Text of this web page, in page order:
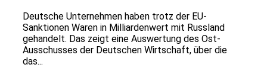
Deutsche Unternehmen haben trotz der EU-
Sanktionen Waren in Milliardenwert mit Russland
gehandelt. Das zeigt eine Auswertung des Ost-
Ausschusses der Deutschen Wirtschaft, über die
das...